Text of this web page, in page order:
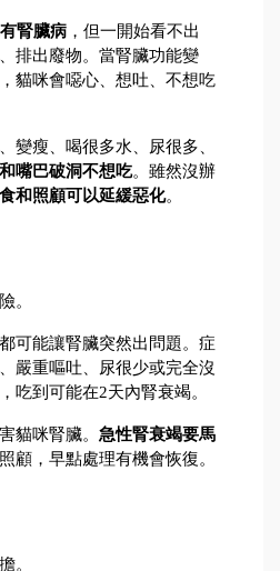
腎臟病 ，但一開始看不出
排出廢物。當腎臟功能變
，貓咪會噁心、想吐、不想吃
變瘦、喝很多水、尿很多、
嘴巴破洞不想吃。雖然沒辦
和照顧可以延緩惡化。
。
都可能讓腎臟突然出問題。症
嚴重嘔吐、尿很少或完全沒
，吃到可能在2天內腎衰竭。
貓咪腎臟。 急性腎衰竭要馬
顧，早點處理有機會恢復。
。